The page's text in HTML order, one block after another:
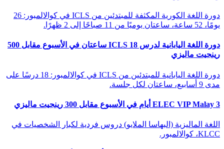
دورة اللغة الكورية المكثفة للمبتدئين من ICLS في كوالالمبور: 26
يومًا، 52 ساعة، ساعتان يوميًا من 11 صباحًا إلى 2 ظهرًا.
دورة اللغة اليابانية لدرس ICLS 18 ساعتان في الأسبوع مقابل 500
رينجيت ماليزي
دورة اللغة اليابانية للمبتدئين من ICLS في كوالالمبور: 18 درسًا على
مدى 9 أسابيع، ساعتان لكل جلسة.
ELEC VIP Malay 3 أيام في الأسبوع مقابل 300 رينجيت ماليزي
اللغة الماليزية (البهاسا الملايو) دروس فردية لكبار الشخصيات في
KLCC، كوالالمبور.